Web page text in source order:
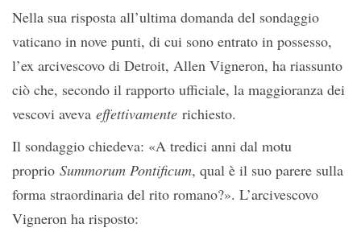
Nella sua risposta all’ultima domanda del sondaggio
vaticano in nove punti, di cui sono entrato in possesso,
l’ex arcivescovo di Detroit, Allen Vigneron, ha riassunto
ciò che, secondo il rapporto ufficiale, la maggioranza dei
vescovi aveva effettivamente richiesto.
Il sondaggio chiedeva: «A tredici anni dal motu
proprio Summorum Pontificum, qual è il suo parere sulla
forma straordinaria del rito romano?». L’arcivescovo
Vigneron ha risposto: